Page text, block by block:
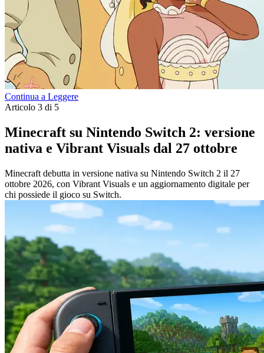
Continua a Leggere
Articolo 3 di 5
Minecraft su Nintendo Switch 2: versione
nativa e Vibrant Visuals dal 27 ottobre
Minecraft debutta in versione nativa su Nintendo Switch 2 il 27
ottobre 2026, con Vibrant Visuals e un aggiornamento digitale per
chi possiede il gioco su Switch.